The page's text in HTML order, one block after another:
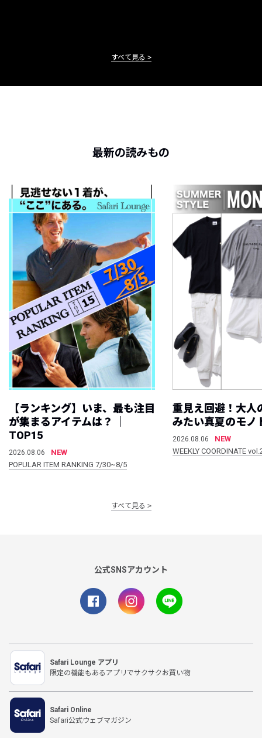
すべて見る
最新の読みもの
【ランキング】いま、最も注目
が集まるアイテムは？ ｜
TOP15
2026.08.06
NEW
POPULAR ITEM RANKING 7/30~8/5
重見え回避！大人
みたい真夏のモノ
2026.08.06
NEW
WEEKLY COORDINATE
すべて見る
公式SNSアカウント
Safari Lounge アプリ
限定の機能もあるアプリでサクサクお買い物
Safari Online
Safari公式ウェブマガジン